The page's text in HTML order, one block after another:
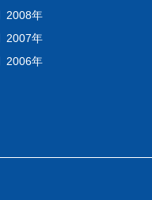
2008年
2007年
2006年